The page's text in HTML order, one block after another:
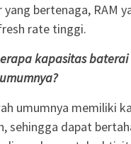
bertenaga, RAM
rate tinggi.
kapasitas
umumnya memiliki
sehingga dapat